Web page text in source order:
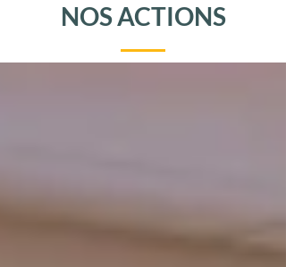
NOS ACTIONS